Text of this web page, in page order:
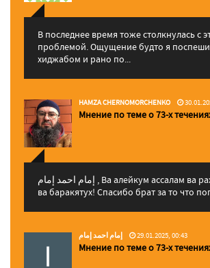
В последнее время тоже столкнулась с
проблемой. Ощущение будто я
хиджабом и рано по...
HAMZA CHERNOMORCHENKO
Мнение по теме о 73-х
إمام احمد إمام , Ва алейкум ассалам ва рахматуЛлахи
ва баракятух! Спасибо брат за то что
إمام احمد إمام 29.01.2025, 00:43
Мнение по теме о 73-х